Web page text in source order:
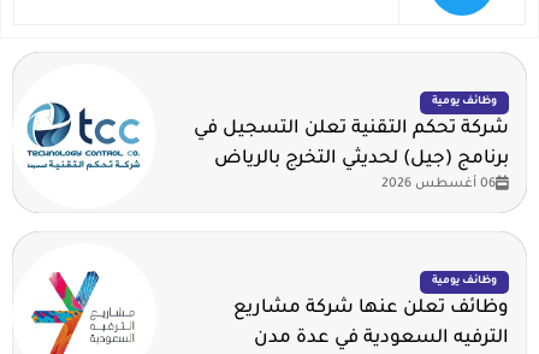
وظائف يومية
شركة تحكم التقنية تعلن التسجيل في
برنامج (جيل) لحديثي التخرج بالرياض
06 أغسطس 2026
وظائف يومية
وظائف تعلن عنها شركة مشاريع
الترفيه السعودية في عدة مدن